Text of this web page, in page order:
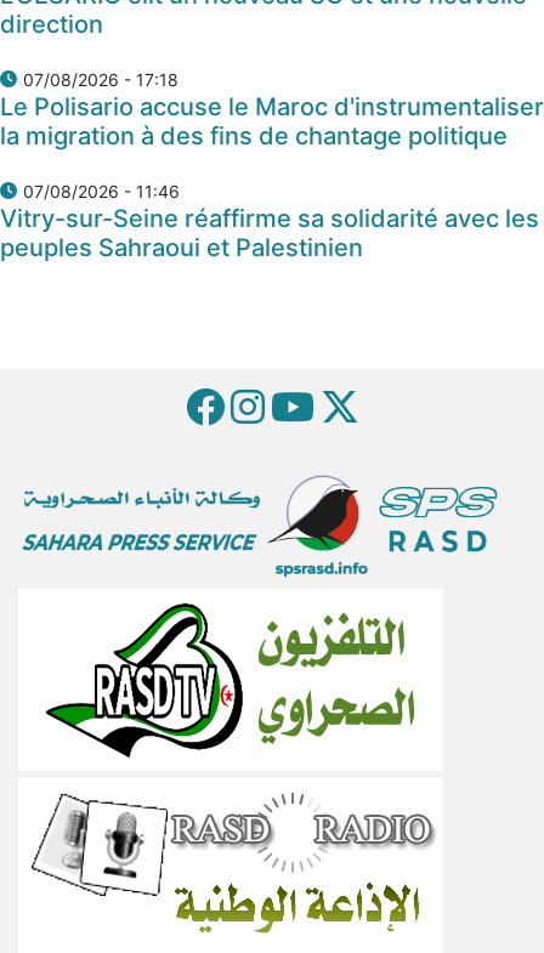
direction
07/08/2026 - 17:18
Le Polisario accuse le Maroc d'instrumentaliser
la migration à des fins de chantage politique
07/08/2026 - 11:46
Vitry-sur-Seine réaffirme sa solidarité avec les
peuples Sahraoui et Palestinien